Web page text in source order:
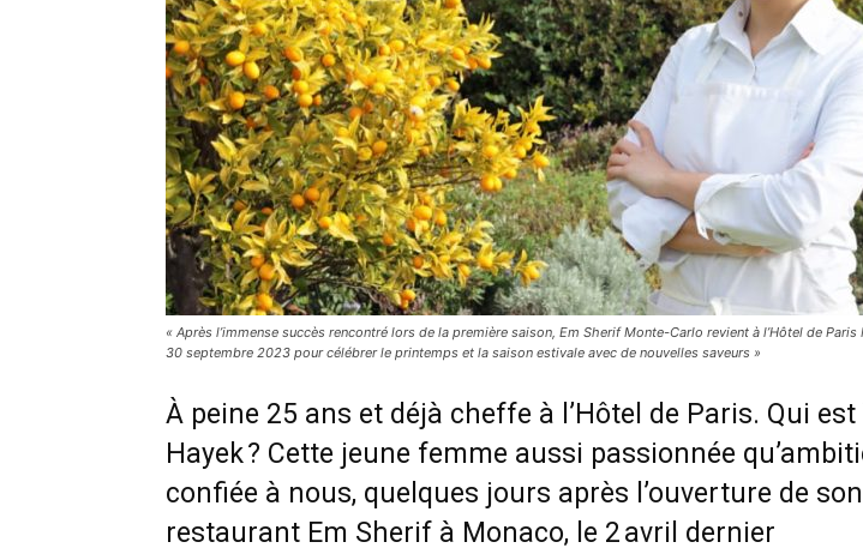
« Après l’immense succès rencontré lors de la première saison, Em Sherif Monte-Carlo revient à l’Hôtel de Paris
30 septembre 2023 pour célébrer le printemps et la saison estivale avec de nouvelles saveurs »
À peine 25 ans et déjà cheffe à l’Hôtel de Paris. Qui
Hayek ? Cette jeune femme aussi passionnée
confiée à nous, quelques jours après l’ouverture de son
restaurant Em Sherif à Monaco, le 2 avril dernier